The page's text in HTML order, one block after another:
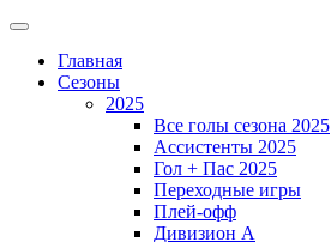
Главная
Сезоны
2025
Все голы сезона 2025
Ассистенты 2025
Гол + Пас 2025
Переходные игры
Плей-офф
Дивизион A